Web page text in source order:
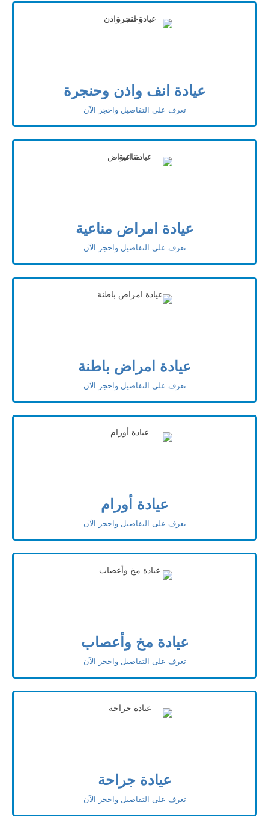
عيادة انف واذن وحنجرة
تعرف على التفاصيل واحجز الآن
عيادة امراض مناعية
تعرف على التفاصيل واحجز الآن
عيادة امراض باطنة
تعرف على التفاصيل واحجز الآن
عيادة أورام
تعرف على التفاصيل واحجز الآن
عيادة مخ وأعصاب
تعرف على التفاصيل واحجز الآن
عيادة جراحة
تعرف على التفاصيل واحجز الآن